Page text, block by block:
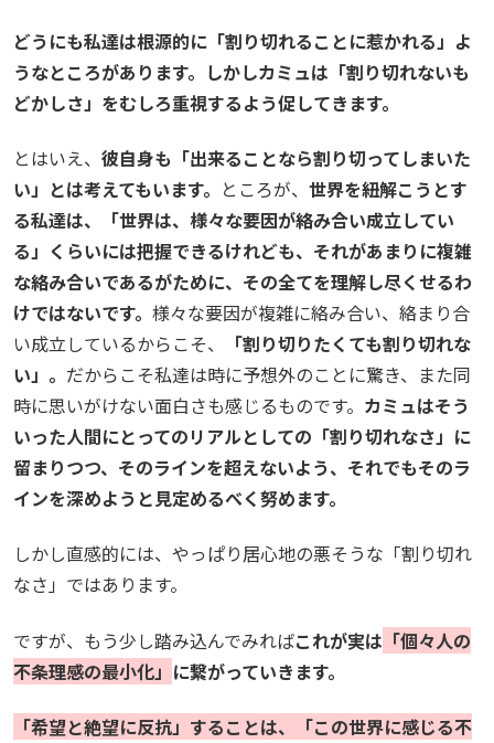
どうにも私達は根源的に「割り切れることに惹かれる」よ
うなところがあります。しかしカミュは「割り切れないも
どかしさ」をむしろ重視するよう促してきます。
とはいえ、 彼自身も「出来ることなら割り切ってしまいた
い」とは考えてもいます。 ところが、 世界を紐解こうとす
る私達は、「世界は、様々な要因が絡み合い成立してい
る」くらいには把握できるけれども、それがあまりに複雑
な絡み合いであるがために、その全てを理解し尽くせるわ
けではないです。 様々な要因が複雑に絡み合い、絡まり合
い成立しているからこそ、
「割り切りたくても割り切れな
い」。 だからこそ私達は時に予想外のことに驚き、また同
時に思いがけない面白さも感じるものです。 カミュはそう
いった人間にとってのリアルとしての「割り切れなさ」に
留まりつつ、そのラインを超えないよう、それでもそのラ
インを深めようと見定めるべく努めます。
しかし直感的には、やっぱり居心地の悪そうな「割り切れ
なさ」ではあります。
ですが、もう少し踏み込んでみればこれが実は 「個々人の
不条理感の最小化」 に繋がっていきます。
「希望と絶望に反抗」することは、「この世界に感じる不